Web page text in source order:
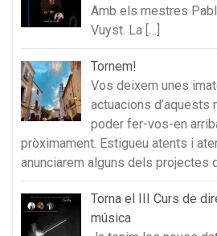
Amb els mestres
Vuyst. La […]
Tornem!
Vos deixem unes
actuacions d’aquests
poder fer-vos-en
pròximament. Estigueu atents i
anunciarem alguns dels projectes
Torna el III Curs de
música